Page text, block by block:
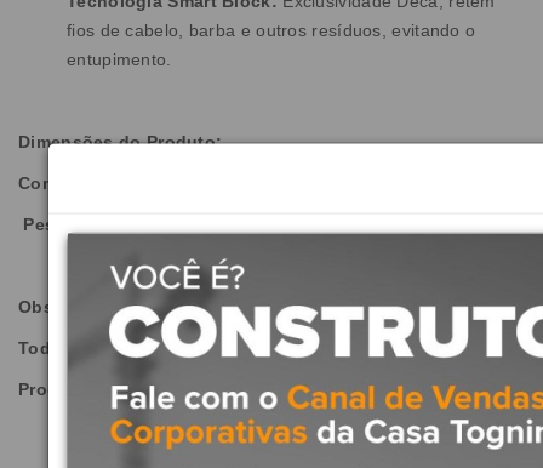
fios de cabelo, barba e outros resíduos, evitando o
entupimento.
Dimensões do Produto:
Comprimento:
Peso:
Observações:
Todas as imagens são meramente ilustrativas.
Produto não acompanha válvula de Escoamento.